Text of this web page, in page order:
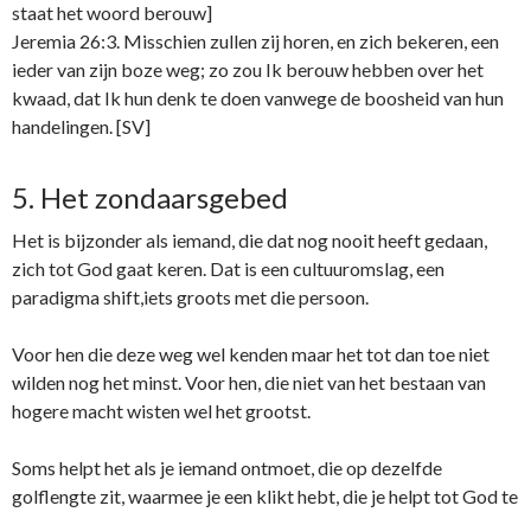
staat het woord berouw]
Jeremia 26:3. Misschien zullen zij horen, en zich bekeren, een
ieder van zijn boze weg; zo zou Ik berouw hebben over het
kwaad, dat Ik hun denk te doen vanwege de boosheid van hun
handelingen. [SV]
5. Het zondaarsgebed
Het is bijzonder als iemand, die dat nog nooit heeft gedaan,
zich tot God gaat keren. Dat is een cultuuromslag, een
paradigma shift,iets groots met die persoon.
Voor hen die deze weg wel kenden maar het tot dan toe niet
wilden nog het minst. Voor hen, die niet van het bestaan van
hogere macht wisten wel het grootst.
Soms helpt het als je iemand ontmoet, die op dezelfde
golflengte zit, waarmee je een klikt hebt, die je helpt tot God te